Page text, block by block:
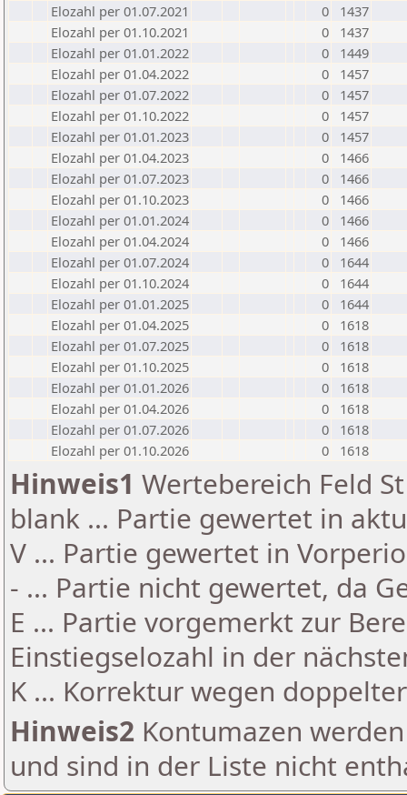
Elozahl per 01.07.2021
0
1437
Elozahl per 01.10.2021
0
1437
Elozahl per 01.01.2022
0
1449
Elozahl per 01.04.2022
0
1457
Elozahl per 01.07.2022
0
1457
Elozahl per 01.10.2022
0
1457
Elozahl per 01.01.2023
0
1457
Elozahl per 01.04.2023
0
1466
Elozahl per 01.07.2023
0
1466
Elozahl per 01.10.2023
0
1466
Elozahl per 01.01.2024
0
1466
Elozahl per 01.04.2024
0
1466
Elozahl per 01.07.2024
0
1644
Elozahl per 01.10.2024
0
1644
Elozahl per 01.01.2025
0
1644
Elozahl per 01.04.2025
0
1618
Elozahl per 01.07.2025
0
1618
Elozahl per 01.10.2025
0
1618
Elozahl per 01.01.2026
0
1618
Elozahl per 01.04.2026
0
1618
Elozahl per 01.07.2026
0
1618
Elozahl per 01.10.2026
0 1618
Hinweis1 Wertebereich Feld
blank ... Partie gewertet in
V ... Partie gewertet in
- ... Partie nicht gewertet, da
E ... Partie vorgemerkt zur
Einstiegselozahl in der
K ... Korrektur wegen
Hinweis2 Kontumazen
und sind in der Liste nicht